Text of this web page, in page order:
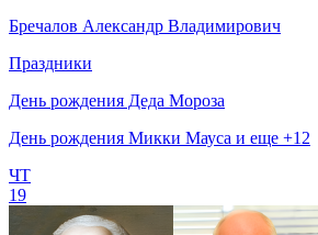
Бречалов Александр Владимирович
Праздники
День рождения Деда Мороза
День рождения Микки Мауса и еще +12
ЧТ
19